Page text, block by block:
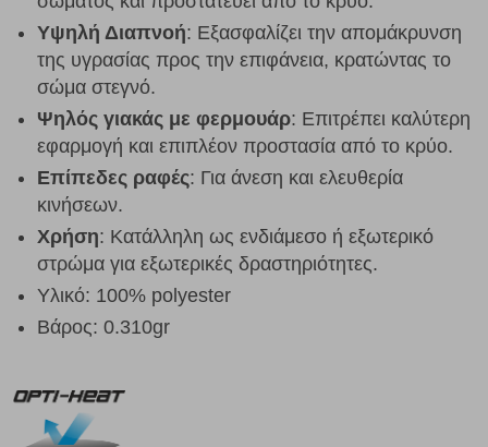
Υψηλή Διαπνοή: Εξασφαλίζει την απομάκρυνση
της υγρασίας προς την επιφάνεια, κρατώντας το
σώμα στεγνό.
Ψηλός γιακάς με φερμουάρ: Επιτρέπει καλύτερη
εφαρμογή και επιπλέον προστασία από το κρύο.
Επίπεδες ραφές: Για άνεση και ελευθερία
κινήσεων.
Χρήση: Κατάλληλη ως ενδιάμεσο ή εξωτερικό
στρώμα για εξωτερικές δραστηριότητες.
Υλικό: 100% polyester
Βάρος: 0.310gr